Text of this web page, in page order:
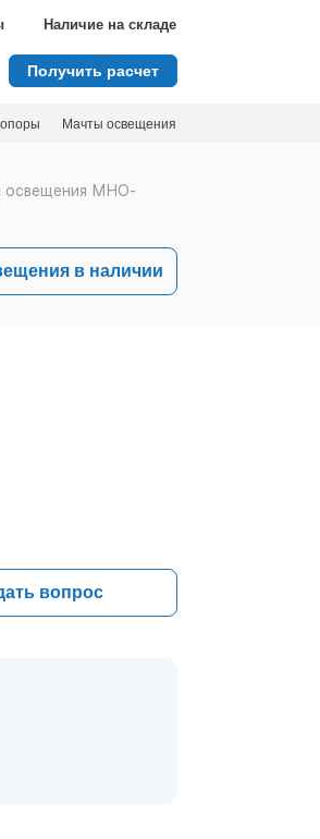
Наличие на складе
Получить расчет
Мачты освещения
освещения МНО-
в наличии
вопрос